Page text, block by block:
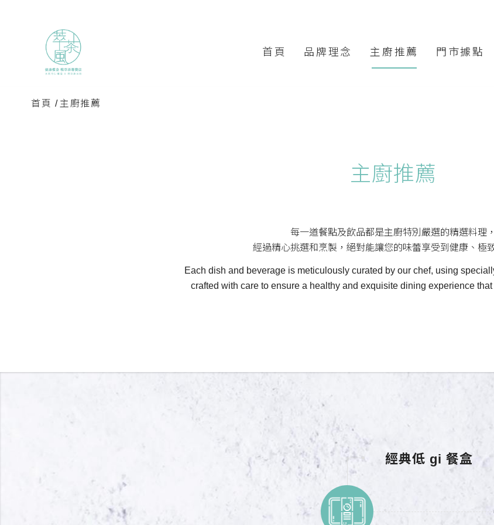
首頁 品牌理念 主廚推薦 門市據點
首頁 / 主廚推薦
主廚推薦
每一道餐點及飲品都是主廚特別嚴選的精選料理，
經過精心挑選和烹製，絕對能讓您的味蕾享受到健康、極
Each dish and beverage is meticulously curated by our chef, using
crafted with care to ensure a healthy and exquisite dining experience
經典低 gi 餐盒